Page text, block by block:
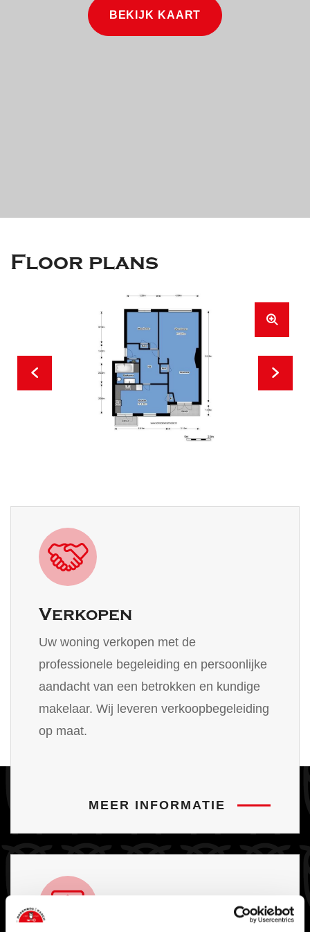
- voorzien van intercom installatie
BEKIJK KAART
Floor plans
Verkopen
Uw woning verkopen met de
professionele begeleiding en persoonlijke
aandacht van een betrokken en kundige
makelaar. Wij leveren verkoopbegeleiding
op maat.
MEER INFORMATIE